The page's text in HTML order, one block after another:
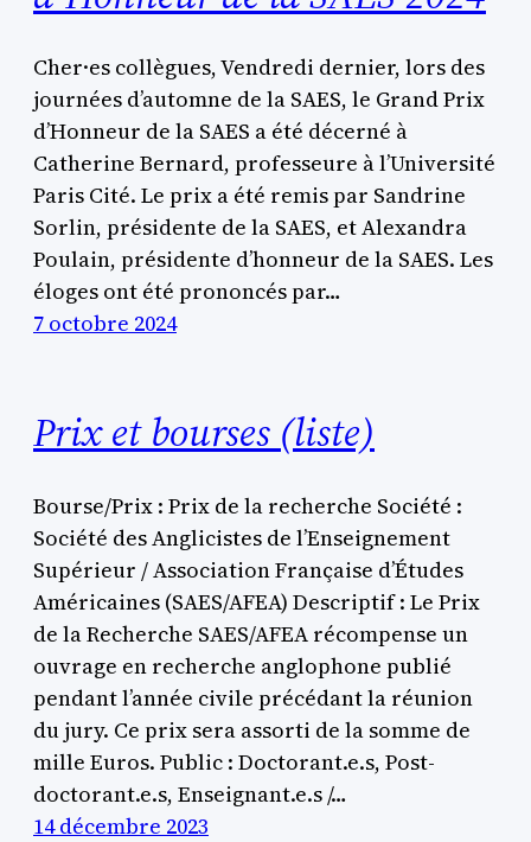
Cher·es collègues, Vendredi dernier, lors des
journées d’automne de la SAES, le Grand Prix
d’Honneur de la SAES a été décerné à
Catherine Bernard, professeure à l’Université
Paris Cité. Le prix a été remis par Sandrine
Sorlin, présidente de la SAES, et Alexandra
Poulain, présidente d’honneur de la SAES. Les
éloges ont été prononcés par…
7 octobre 2024
Prix et bourses (liste)
Bourse/Prix : Prix de la recherche Société :
Société des Anglicistes de l’Enseignement
Supérieur / Association Française d’Études
Américaines (SAES/AFEA) Descriptif : Le Prix
de la Recherche SAES/AFEA récompense un
ouvrage en recherche anglophone publié
pendant l’année civile précédant la réunion
du jury. Ce prix sera assorti de la somme de
mille Euros. Public : Doctorant.e.s, Post-
doctorant.e.s, Enseignant.e.s /…
14 décembre 2023